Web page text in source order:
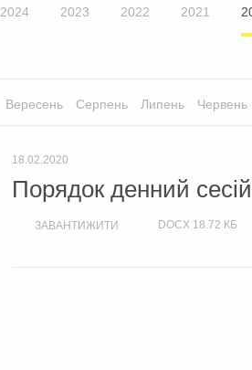
2024 2023 2022 2021
Вересень Серпень Липень Червень
18.02.2020
Порядок денний
ЗАВАНТИЖИТИ DOCX 18.72 КБ